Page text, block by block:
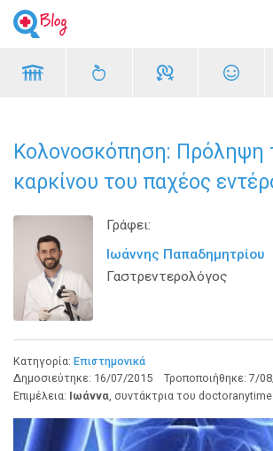
Κολονοσκόπηση: Πρόληψη
καρκίνου του παχέος
Γράφει:
Ιωάννης Παπαδημητρίου
Γαστρεντερολόγος
Κατηγορία: Επιστημονικά
Δημοσιεύτηκε: 16/07/2015 Τροποποιήθηκε: 7/
Επιμέλεια: Ιωάννα, συντάκτρια του doctoranytime